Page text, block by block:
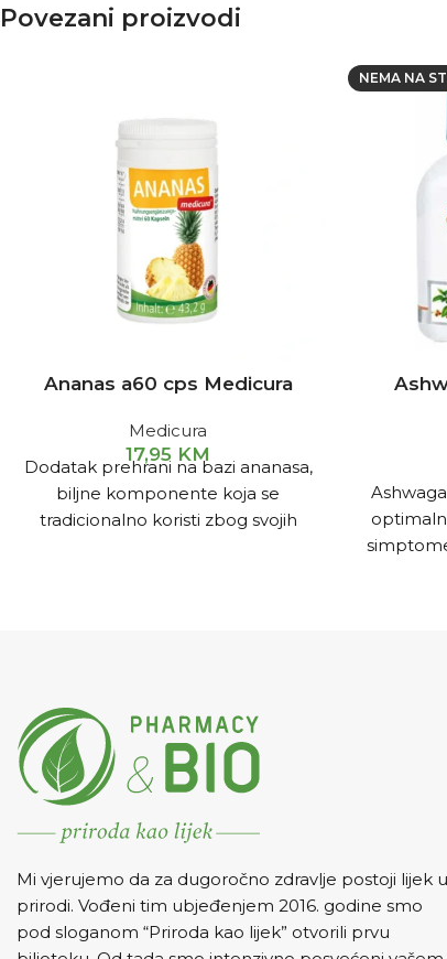
Povezani proizvodi
Ananas a60 cps Medicura
Medicura
17,95 KM
Dodatak prehrani na bazi ananasa,
biljne komponente koja se
tradicionalno koristi zbog svojih
NEMA NA
Mi vjerujemo da za dugoročno zdravlje postoji lijek u
prirodi. Vođeni tim ubjeđenjem 2016. godine smo
pod sloganom “Priroda kao lijek” otvorili prvu